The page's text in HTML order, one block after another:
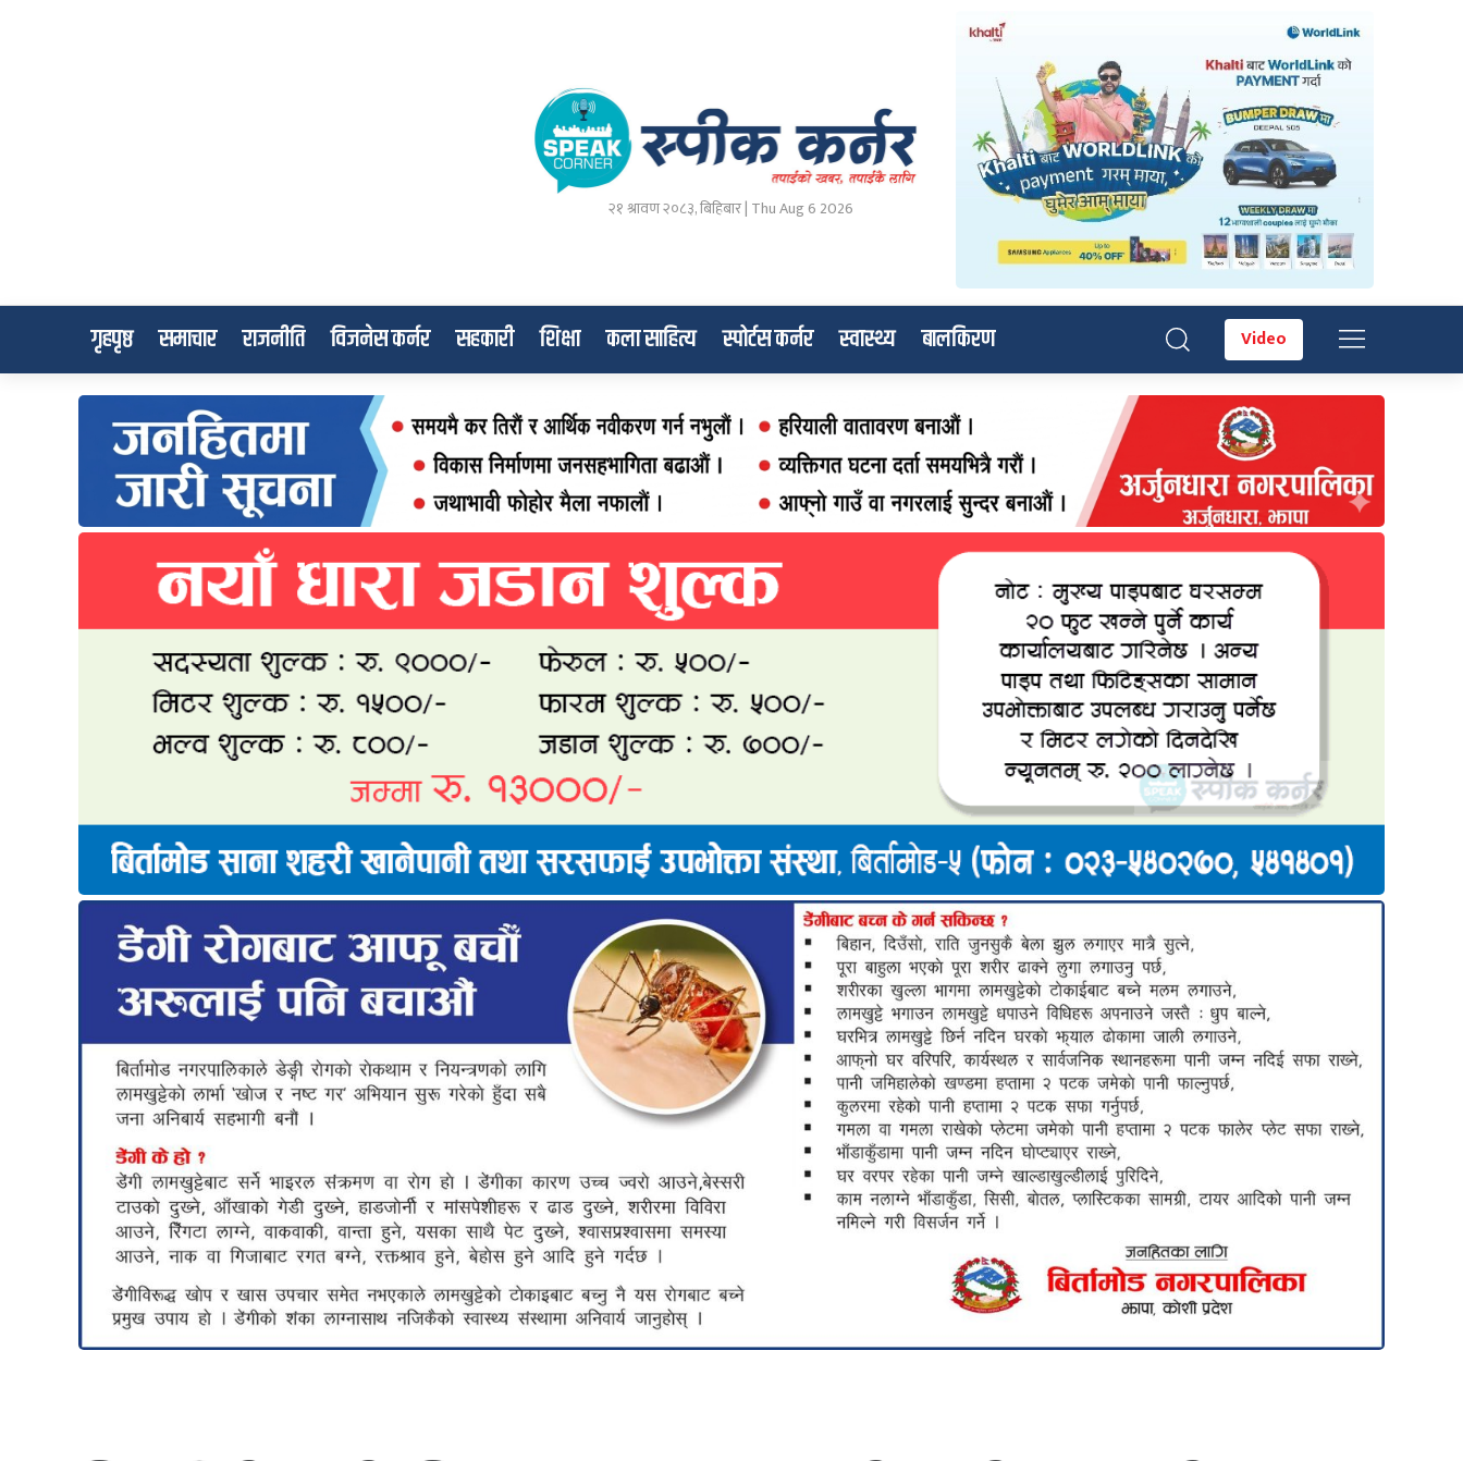
२१ श्रावण २०८३, बिहिबार | Thu Aug 6 2026
गृहपृष्ठ समाचार राजनीति विजनेस कर्नर सहकारी शिक्षा कला साहित्य स्पोर्टस कर्नर स्वास्थ्य बालकिरण Video